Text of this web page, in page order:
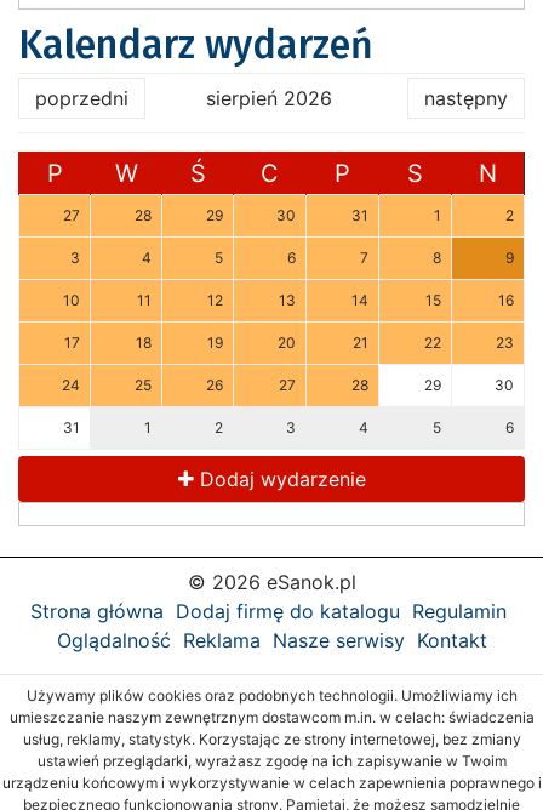
Kalendarz wydarzeń
poprzedni sierpień 2026 następny
P W Ś C P S N
27 28 29 30 31 1 2
3 4 5 6 7 8 9
10 11 12 13 14 15 16
17 18 19 20 21 22 23
24 25 26 27 28 29 30
31 1 2 3 4 5 6
Dodaj wydarzenie
© 2026 eSanok.pl
Strona główna Dodaj firmę do katalogu Regulamin
Oglądalność Reklama Nasze serwisy Kontakt
Używamy plików cookies oraz podobnych technologii. Umożliwiamy ich
umieszczanie naszym zewnętrznym dostawcom m.in. w celach: świadczenia
usług, reklamy, statystyk. Korzystając ze strony internetowej, bez zmiany
ustawień przeglądarki, wyrażasz zgodę na ich zapisywanie w Twoim
urządzeniu końcowym i wykorzystywanie w celach zapewnienia poprawnego i
bezpiecznego funkcjonowania strony. Pamiętaj, że możesz samodzielnie